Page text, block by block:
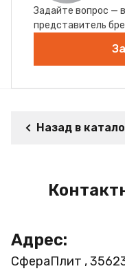
Задайте вопрос —
представитель
Назад в
Адрес:
СфераПлит ,